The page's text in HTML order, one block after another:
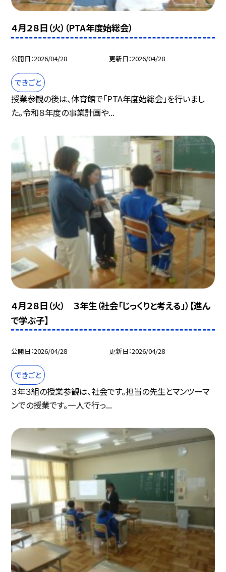
４月２８日（火）（PTA年度始総会）
公開日 2026/04/28 更新日 2026/04/28
できごと
授業参観の後は、体育館で「PTA年度始総会」を行いまし
た。令和８年度の事業計画や...
４月２８日（火） ３年生（社会「じっくりと考える」）【進ん
で学ぶ子】
公開日 2026/04/28 更新日 2026/04/28
できごと
３年３組の授業参観は、社会です。担当の先生とマンツーマ
ンでの授業です。一人で行っ...